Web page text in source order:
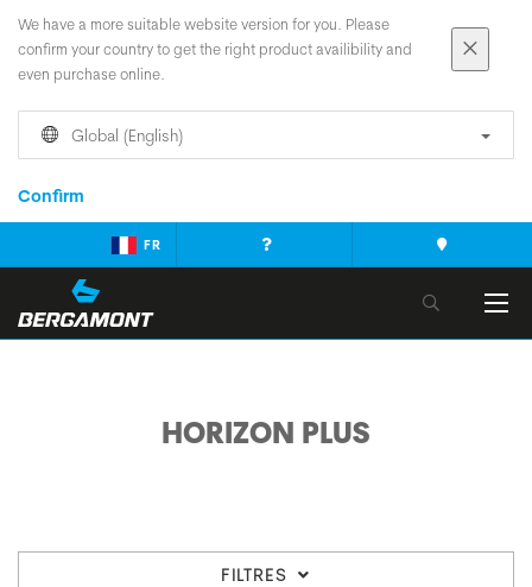
We have a more suitable website version for you. Please
confirm your country to get the right product availibility and
even purchase online.
Global (English)
Confirm
FR
HORIZON PLUS
FILTRES